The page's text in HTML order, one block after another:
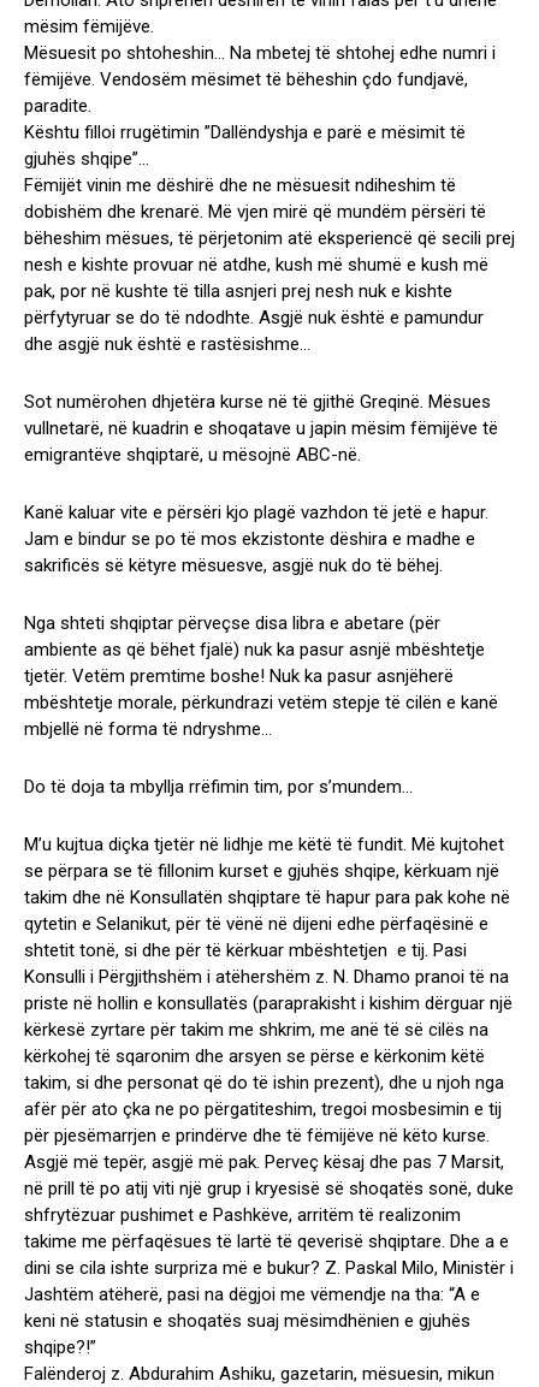
mësim fëmijëve.
Mësuesit po shtoheshin… Na mbetej të shtohej edhe numri i
fëmijëve. Vendosëm mësimet të bëheshin çdo fundjavë,
paradite.
Kështu filloi rrugëtimin ”Dallëndyshja e parë e mësimit të
gjuhës shqipe”…
Fëmijët vinin me dëshirë dhe ne mësuesit ndiheshim të
dobishëm dhe krenarë. Më vjen mirë që mundëm përsëri të
bëheshim mësues, të përjetonim atë eksperiencë që secili prej
nesh e kishte provuar në atdhe, kush më shumë e kush më
pak, por në kushte të tilla asnjeri prej nesh nuk e kishte
përfytyruar se do të ndodhte. Asgjë nuk është e pamundur
dhe asgjë nuk është e rastësishme…
Sot numërohen dhjetëra kurse në të gjithë Greqinë. Mësues
vullnetarë, në kuadrin e shoqatave u japin mësim fëmijëve të
emigrantëve shqiptarë, u mësojnë ABC-në.
Kanë kaluar vite e përsëri kjo plagë vazhdon të jetë e hapur.
Jam e bindur se po të mos ekzistonte dëshira e madhe e
sakrificës së këtyre mësuesve, asgjë nuk do të bëhej.
Nga shteti shqiptar përveçse disa libra e abetare (për
ambiente as që bëhet fjalë) nuk ka pasur asnjë mbështetje
tjetër. Vetëm premtime boshe! Nuk ka pasur asnjëherë
mbështetje morale, përkundrazi vetëm stepje të cilën e kanë
mbjellë në forma të ndryshme…
Do të doja ta mbyllja rrëfimin tim, por s’mundem…
M’u kujtua diçka tjetër në lidhje me këtë të fundit. Më kujtohet
se përpara se të fillonim kurset e gjuhës shqipe, kërkuam një
takim dhe në Konsullatën shqiptare të hapur para pak kohe në
qytetin e Selanikut, për të vënë në dijeni edhe përfaqësinë e
shtetit tonë, si dhe për të kërkuar mbështetjen e tij. Pasi
Konsulli i Përgjithshëm i atëhershëm z. N. Dhamo pranoi të na
priste në hollin e konsullatës (paraprakisht i kishim dërguar një
kërkesë zyrtare për takim me shkrim, me anë të së cilës na
kërkohej të sqaronim dhe arsyen se përse e kërkonim këtë
takim, si dhe personat që do të ishin prezent), dhe u njoh nga
afër për ato çka ne po përgatiteshim, tregoi mosbesimin e tij
për pjesëmarrjen e prindërve dhe të fëmijëve në këto kurse.
Asgjë më tepër, asgjë më pak. Perveç kësaj dhe pas 7 Marsit,
në prill të po atij viti një grup i kryesisë së shoqatës sonë, duke
shfrytëzuar pushimet e Pashkëve, arritëm të realizonim
takime me përfaqësues të lartë të qeverisë shqiptare. Dhe a e
dini se cila ishte surpriza më e bukur? Z. Paskal Milo, Ministër i
Jashtëm atëherë, pasi na dëgjoi me vëmendje na tha: “A e
keni në statusin e shoqatës suaj mësimdhënien e gjuhës
shqipe?!”
Falënderoj z. Abdurahim Ashiku, gazetarin, mësuesin, mikun